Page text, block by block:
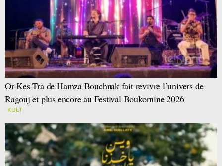
Or-Kes-Tra de Hamza Bouchnak fait revivre l’univers de
Ragouj et plus encore au Festival Boukornine 2026
KULT